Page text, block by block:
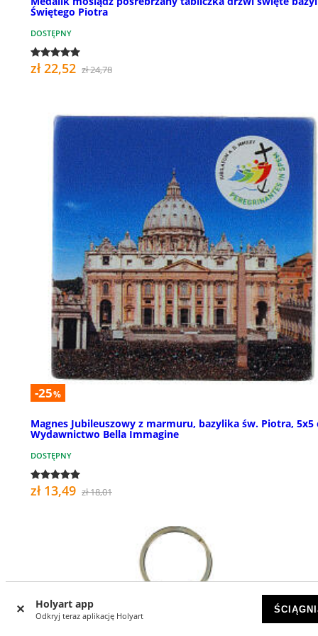
Holyart app
Odkryj teraz aplikację Holyart
Świętego Piotra
DOSTĘPNY
zł 22,52 zł 24,78
-25%
Magnes Jubileuszowy z marmuru, bazylika św. Piotra, 5x5
Wydawnictwo Bella Immagine
DOSTĘPNY
zł 13,49 zł 18,01